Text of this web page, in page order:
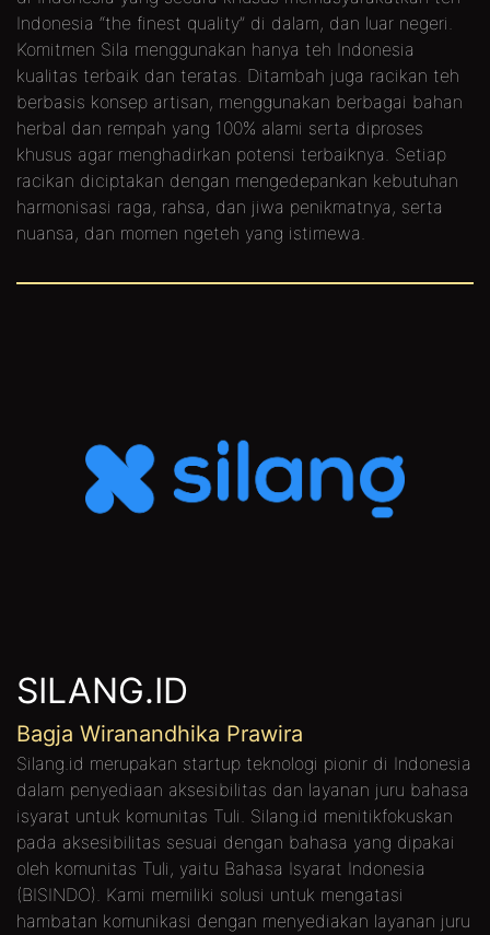
Indonesia “the finest quality” di dalam, dan luar negeri.
Komitmen Sila menggunakan hanya teh Indonesia
kualitas terbaik dan teratas. Ditambah juga racikan teh
berbasis konsep artisan, menggunakan berbagai bahan
herbal dan rempah yang 100% alami serta diproses
khusus agar menghadirkan potensi terbaiknya. Setiap
racikan diciptakan dengan mengedepankan kebutuhan
harmonisasi raga, rahsa, dan jiwa penikmatnya, serta
nuansa, dan momen ngeteh yang istimewa.
SILANG.ID
Bagja Wiranandhika Prawira
Silang.id merupakan startup teknologi pionir di Indonesia
dalam penyediaan aksesibilitas dan layanan juru bahasa
isyarat untuk komunitas Tuli. Silang.id menitikfokuskan
pada aksesibilitas sesuai dengan bahasa yang dipakai
oleh komunitas Tuli, yaitu Bahasa Isyarat Indonesia
(BISINDO). Kami memiliki solusi untuk mengatasi
hambatan komunikasi dengan menyediakan layanan juru